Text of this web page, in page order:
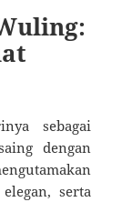
sebagai
dengan
serta